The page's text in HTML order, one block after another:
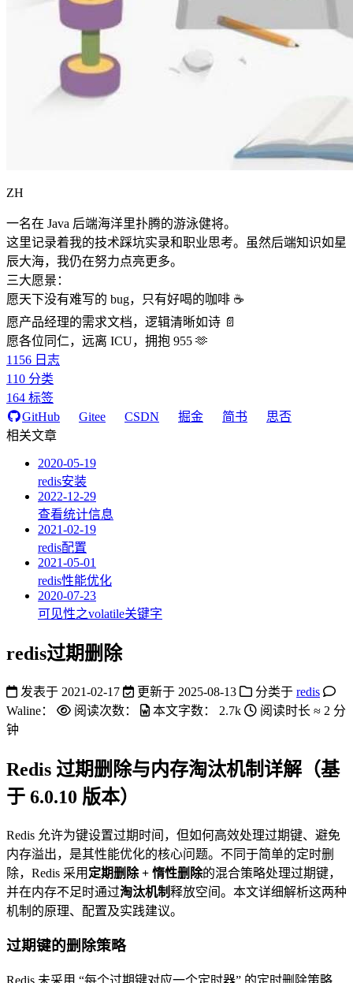
ZH
一名在 Java 后端海洋里扑腾的游泳健将。
这里记录着我的技术踩坑实录和职业思考。虽然后端知识如星
辰大海，我仍在努力点亮更多。
三大愿景：
愿天下没有难写的 bug，只有好喝的咖啡 ☕️
愿产品经理的需求文档，逻辑清晰如诗 📄
愿各位同仁，远离 ICU，拥抱 955 🫶
1156 日志
110 分类
164 标签
GitHub
Gitee CSDN 掘金 简书
思否
相关文章
2020-05-19
redis安装
2022-12-29
查看统计信息
2021-02-19
redis配置
2021-05-01
redis性能优化
2020-07-23
可见性之volatile关键字
redis过期删除
发表于 2021-02-17 更新于 2025-08-13 分类于 redis
Waline：
阅读次数： 本文字数： 2.7k 阅读时长 ≈ 2 分
钟
Redis 过期删除与内存淘汰机制详解（基
于 6.0.10 版本）
Redis 允许为键设置过期时间，但如何高效处理过期键、避免
内存溢出，是其性能优化的核心问题。不同于简单的定时删
除，Redis 采用 定期删除 + 惰性删除的混合策略处理过期键，
并在内存不足时通过淘汰机制释放空间。本文详细解析这两种
机制的原理、配置及实践建议。
过期键的删除策略
Redis 未采用 “每个过期键对应一个定时器” 的定时删除策略